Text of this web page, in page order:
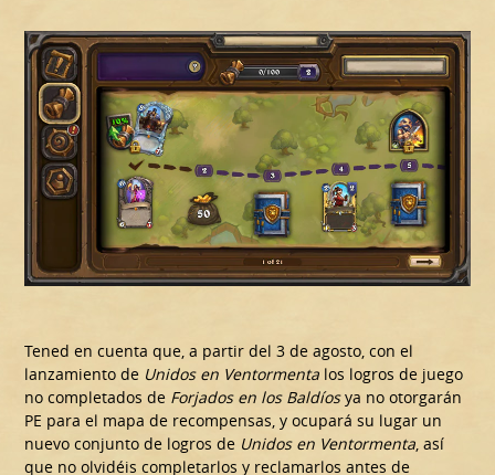
Tened en cuenta que, a partir del 3 de agosto, con el
lanzamiento de Unidos en Ventormenta los logros de juego
no completados de Forjados en los Baldíosya no otorgarán
PE para el mapa de recompensas, y ocupará su lugar un
nuevo conjunto de logros de Unidos en Ventormenta, así
que no olvidéis completarlos y reclamarlos antes de